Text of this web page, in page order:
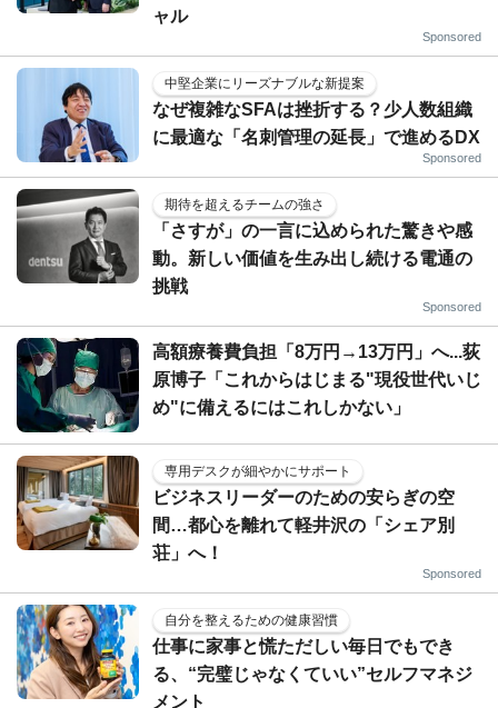
ャル
Sponsored
中堅企業にリーズナブルな新提案
なぜ複雑なSFAは挫折する？少人数組織
に最適な「名刺管理の延長」で進めるDX
Sponsored
期待を超えるチームの強さ
「さすが」の一言に込められた驚きや感
動。新しい価値を生み出し続ける電通の
挑戦
Sponsored
高額療養費負担「8万円→13万円」へ...荻
原博子「これからはじまる"現役世代いじ
め"に備えるにはこれしかない」
専用デスクが細やかにサポート
ビジネスリーダーのための安らぎの空
間…都心を離れて軽井沢の「シェア別
荘」へ！
Sponsored
自分を整えるための健康習慣
仕事に家事と慌ただしい毎日でもでき
る、“完璧じゃなくていい”セルフマネジ
メント